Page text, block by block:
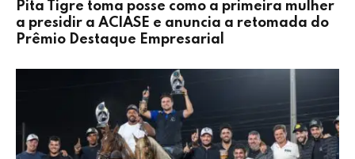
Pita Tigre toma posse como a primeira mulher
a presidir a ACIASE e anuncia a retomada do
Prêmio Destaque Empresarial